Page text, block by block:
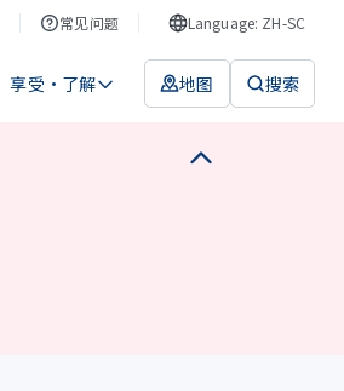
常见问题 Language: ZH-SC
享受・了解 地图 搜索